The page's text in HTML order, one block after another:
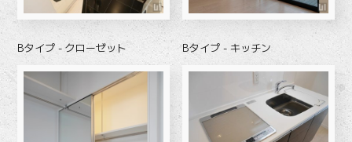
Bタイプ - クローゼット Bタイプ - キッチン